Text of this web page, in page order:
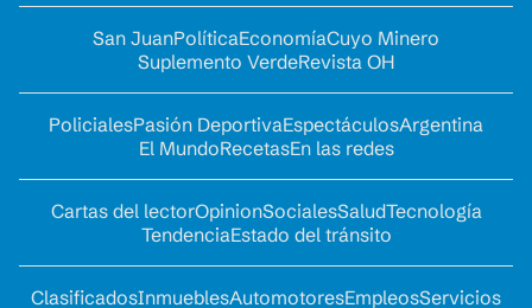
San JuanPolíticaEconomíaCuyo Minero
Suplemento VerdeRevista OH
PolicialesPasión DeportivaEspectáculosArgentina
El MundoRecetasEn las redes
Cartas del lectorOpinionSocialesSaludTecnología
TendenciaEstado del tránsito
ClasificadosInmueblesAutomotoresEmpleosServicios